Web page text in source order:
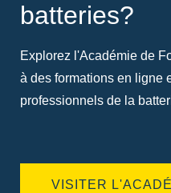
batteries?
Explorez l'Académie de
à des formations en ligne
professionnels de la
VISITER